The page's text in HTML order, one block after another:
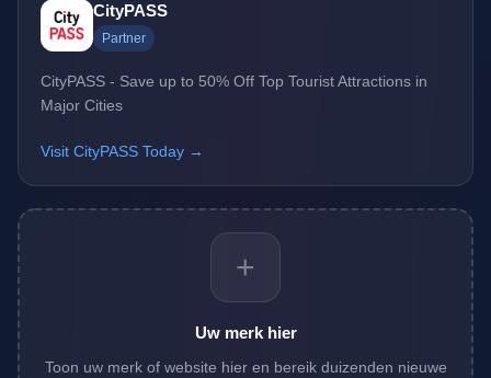
CityPASS
Partner
CityPASS - Save up to 50% Off Top Tourist Attractions in
Major Cities
Visit CityPASS Today →
+
Uw merk hier
Toon uw merk of website hier en bereik duizenden nieuwe